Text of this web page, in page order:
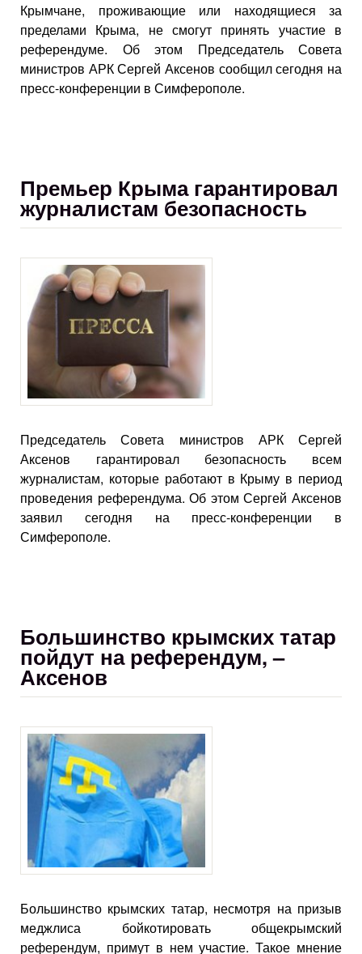
Крымчане, проживающие или находящиеся за
пределами Крыма, не смогут принять участие в
референдуме. Об этом Председатель Совета
министров АРК Сергей Аксенов сообщил сегодня на
пресс-конференции в Симферополе.
Премьер Крыма гарантировал
журналистам безопасность
Председатель Совета министров АРК Сергей
Аксенов гарантировал безопасность всем
журналистам, которые работают в Крыму в период
проведения референдума. Об этом Сергей Аксенов
заявил сегодня на пресс-конференции в
Симферополе.
Большинство крымских татар
пойдут на референдум, –
Аксенов
Большинство крымских татар, несмотря на призыв
меджлиса бойкотировать общекрымский
референдум, примут в нем участие. Такое мнение